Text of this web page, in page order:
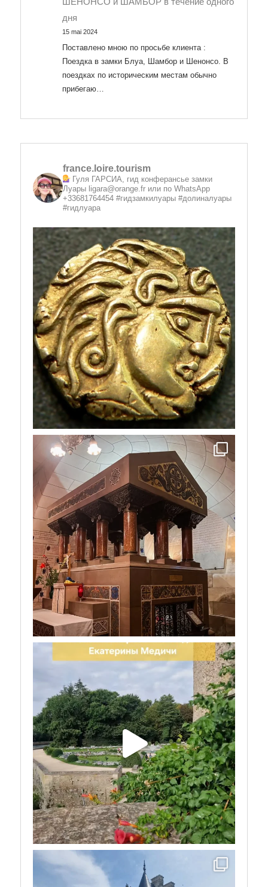
дня
15 mai 2024
Поставлено мною по просьбе клиента :
Поездка в замки Блуа, Шамбор и Шенонсо. В
поездках по историческим местам обычно
прибегаю…
france.loire.tourism
Гуля ГАРСИА, гид конферансье замки
Луары ligara@orange.fr или по WhatsApp
+33681764454 #гидзамкилуары #долиналуары
#гидлуара